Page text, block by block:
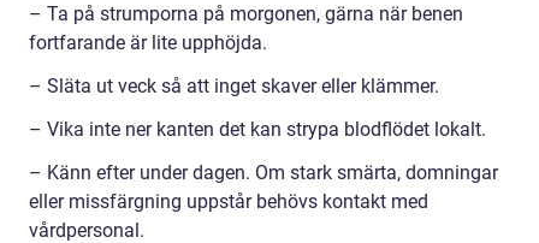
– Ta på strumporna på morgonen, gärna när benen
fortfarande är lite upphöjda.
– Släta ut veck så att inget skaver eller klämmer.
– Vika inte ner kanten det kan strypa blodflödet lokalt.
– Känn efter under dagen. Om stark smärta, domningar
eller missfärgning uppstår behövs kontakt med
vårdpersonal.